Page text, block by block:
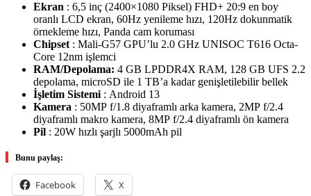
Ekran : 6,5 inç (2400×1080 Piksel) FHD+ 20:9 en boy
oranlı LCD ekran, 60Hz yenileme hızı, 120Hz dokunmatik
örnekleme hızı, Panda cam koruması
Chipset : Mali-G57 GPU’lu 2.0 GHz UNISOC T616 Octa-
Core 12nm işlemci
RAM/Depolama: 4 GB LPDDR4X RAM, 128 GB UFS 2.2
depolama, microSD ile 1 TB’a kadar genişletilebilir bellek
İşletim Sistemi : Android 13
Kamera : 50MP f/1.8 diyaframlı arka kamera, 2MP f/2.4
diyaframlı makro kamera, 8MP f/2.4 diyaframlı ön kamera
Pil : 20W hızlı şarjlı 5000mAh pil
Bunu paylaş:
Facebook X